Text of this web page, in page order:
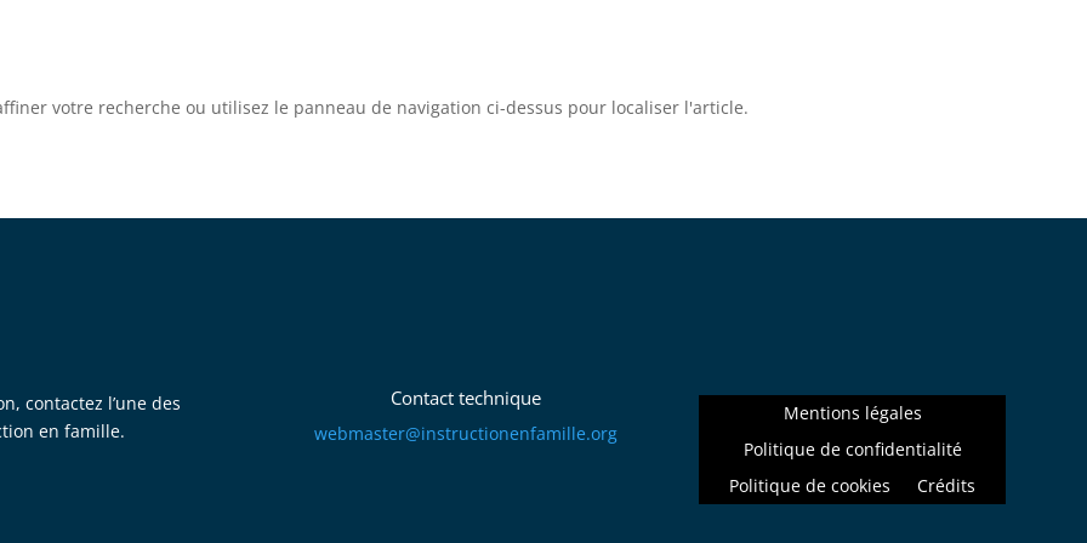
votre recherche ou utilisez le panneau de navigation ci-dessus pour localiser l'article.
contactez l’une des
en famille.
Contact technique
gro.e
llima
fneno
itcur
tsni@
retsa
mbew
Mentions légales
Politique de confidentialité
Politique de cookies
Crédits